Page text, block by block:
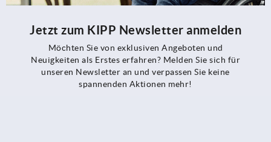
Jetzt zum KIPP Newsletter anmelden
Möchten Sie von exklusiven Angeboten und
Neuigkeiten als Erstes erfahren? Melden Sie sich für
unseren Newsletter an und verpassen Sie keine
spannenden Aktionen mehr!